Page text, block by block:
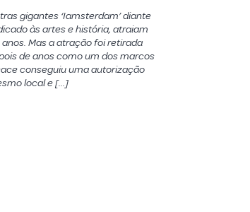
gigantes ‘Iamsterdam’ diante
às artes e história, atraiam
Mas a atração foi retirada
de anos como um dos marcos
conseguiu uma autorização
local e […]